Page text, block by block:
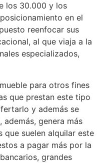
los 30.000 y los
en el
reenfocar sus
al que viaja a la
especializados,
para otros fines
que prestan este tipo
y además se
genera más
suelen alquilar este
a pagar más por la
grandes